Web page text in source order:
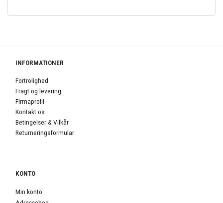
INFORMATIONER
Fortrolighed
Fragt og levering
Firmaprofil
Kontakt os
Betingelser & Vilkår
Returneringsformular
KONTO
Min konto